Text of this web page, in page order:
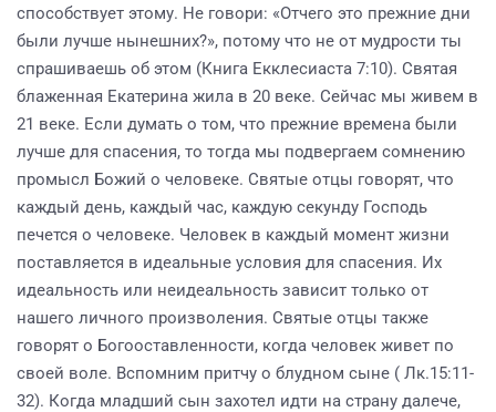
способствует этому. Не говори: «Отчего это прежние дни
были лучше нынешних?», потому что не от мудрости ты
спрашиваешь об этом (Книга Екклесиаста 7:10). Святая
блаженная Екатерина жила в 20 веке. Сейчас мы живем в
21 веке. Если думать о том, что прежние времена были
лучше для спасения, то тогда мы подвергаем сомнению
промысл Божий о человеке. Святые отцы говорят, что
каждый день, каждый час, каждую секунду Господь
печется о человеке. Человек в каждый момент жизни
поставляется в идеальные условия для спасения. Их
идеальность или неидеальность зависит только от
нашего личного произволения. Святые отцы также
говорят о Богооставленности, когда человек живет по
своей воле. Вспомним притчу о блудном сыне ( Лк.15:11-
32). Когда младший сын захотел идти на страну далече,